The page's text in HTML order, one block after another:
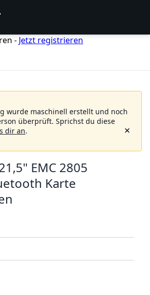
- Jetzt registrieren
wurde maschinell erstellt und noch
überprüft. Sprichst du diese
dir an.
EMC 2805
Karte